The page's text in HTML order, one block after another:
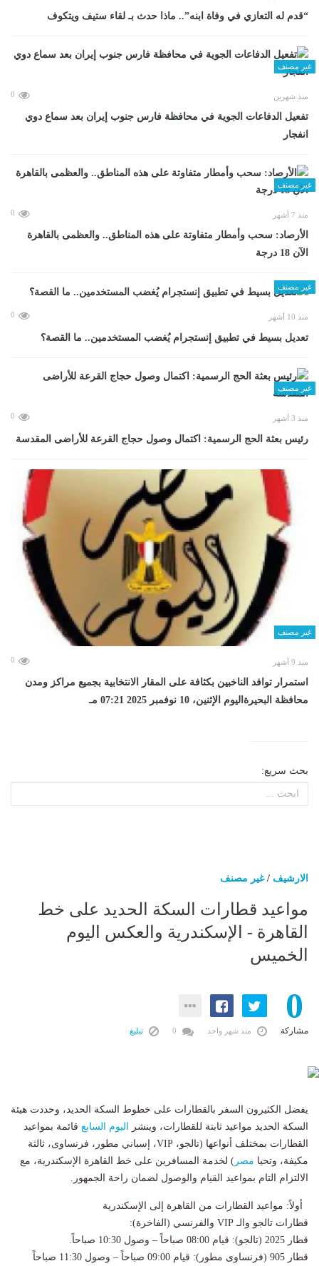
“قدم له التعازي في وفاة ابنه”.. ماذا حدث بـ لقاء ستيف ويتكوف
غير مصنف
منذ شهرين 0
تفعيل الدفاعات الجوية في محافظة فارس جنوب إيران بعد سماع دوي
انفجار
غير مصنف
منذ 7 أشهر 0
الأرصاد: سحب وأمطار متفاوتة على هذه المناطق.. والعظمى بالقاهرة
الآن 18 درجة
غير مصنف
منذ 10 أشهر 0
تعديل بسيط في تطبيق إنستجرام يُغضب المستخدمين.. ما القصة؟
غير مصنف
منذ 3 أشهر 0
رئيس بعثة الحج الرسمية: اكتمال وصول حجاج القرعة للأراضى المقدسة
غير مصنف
منذ 9 أشهر 0
استمرار توافد الناخبين بكثافة على المقار الانتخابية بجميع مراكز ومدن
محافظة البحيرةاليوم الإثنين، 10 نوفمبر 2025 07:21 مـ
بحث سريع:
الارشيف /غير مصنف
مواعيد قطارات السكة الحديد على خط
القاهرة - الإسكندرية والعكس اليوم
الخميس
0
مشاركة منذ شهر واحد تبليغ
يفضل الكثيرون السفر بالقطارات على خطوط السكة الحديد، وحددت هيئة
السكة الحديد مواعيد ثابتة للقطارات، وينشر اليوم السابع قائمة بمواعيد
القطارات بمختلف أنواعها (تالجو، VIP، إسباني مطور، فرنساوى، ثالثة
مكيفة، وتحيا مصر ) لخدمة المسافرين على خط القاهرة الإسكندرية، مع
الالتزام التام بمواعيد القيام والوصول لضمان راحة الجمهور.
أولاً: مواعيد القطارات من القاهرة إلى الإسكندرية
قطارات تالجو والـ VIP والفرنسي (الفاخرة):
قطار 2025 (تالجو): قيام 08:00 صباحاً – وصول 10:30 صباحاً.
قطار 905 (فرنساوى مطور): قيام 09:00 صباحاً – وصول 11:30 صباحاً